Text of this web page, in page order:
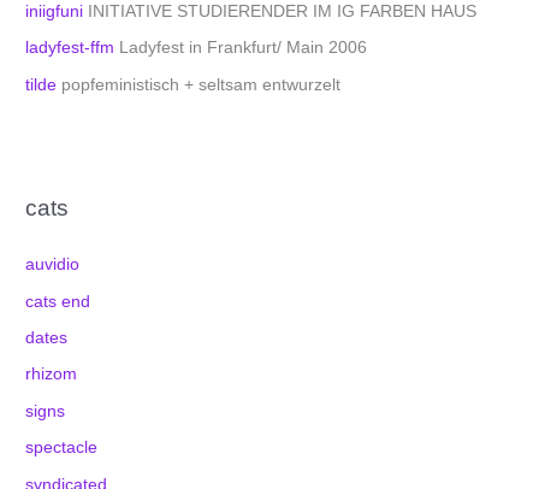
iniigfuni INITIATIVE STUDIERENDER IM IG FARBEN HAUS
ladyfest-ffm Ladyfest in Frankfurt/ Main 2006
tilde popfeministisch + seltsam entwurzelt
cats
auvidio
cats end
dates
rhizom
signs
spectacle
syndicated